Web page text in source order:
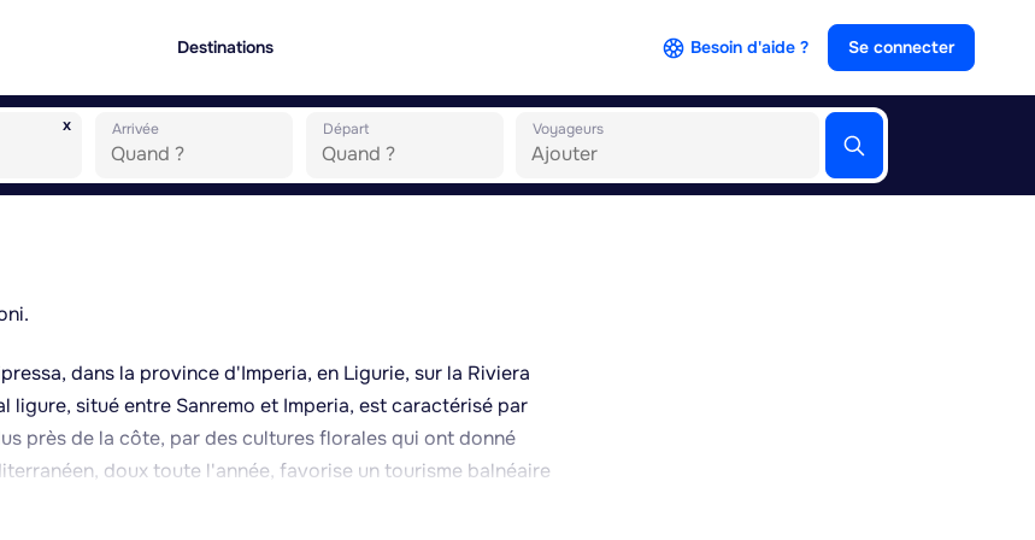
Destinations Besoin d'aide ? Se connecter
x Arrivée Départ Voyageurs
dans la province d'Imperia, en Ligurie, sur la Riviera
ligure, situé entre Sanremo et Imperia, est caractérisé par
près de la côte, par des cultures florales qui ont donné
doux toute l'année, favorise un tourisme balnéaire